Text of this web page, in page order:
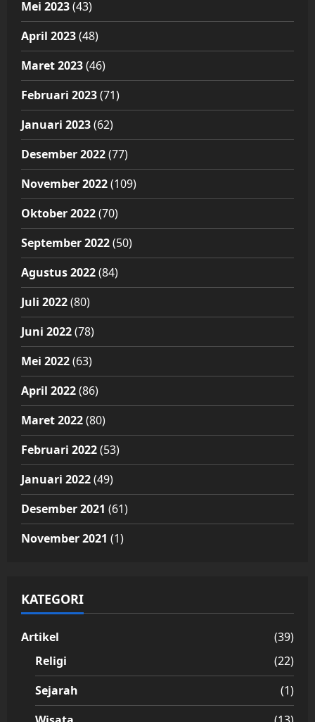
Mei 2023(43)
April 2023(48)
Maret 2023(46)
Februari 2023(71)
Januari 2023(62)
Desember 2022(77)
November 2022(109)
Oktober 2022(70)
September 2022(50)
Agustus 2022(84)
Juli 2022(80)
Juni 2022(78)
Mei 2022(63)
April 2022(86)
Maret 2022(80)
Februari 2022(53)
Januari 2022(49)
Desember 2021 (61)
November 2021 (1)
KATEGORI
Artikel
(39)
Religi
(22)
Sejarah
(1)